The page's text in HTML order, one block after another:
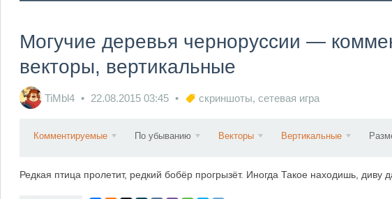
Могучие деревья черноруссии —
векторы, вертикальные
TiMbl4 22.08.2015 03:45 скриншоты, сетевая игра
Комментируемые По убыванию Векторы Вертикальные
Редкая птица пролетит, редкий бобёр прогрызёт. Иногда Такое находишь, диву